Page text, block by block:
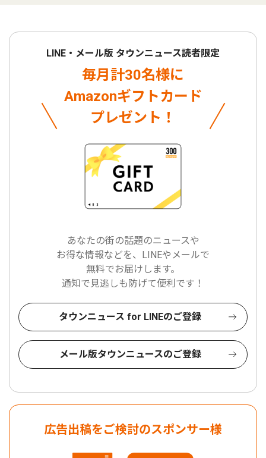
LINE・メール版 タウンニュース読者限定
毎月計30名様に
Amazonギフトカード
プレゼント！
あなたの街の話題のニュースや
お得な情報などを、LINEやメールで
無料でお届けします。
通知で見逃しも防げて便利です！
タウンニュース for LINEのご登録
メール版タウンニュースのご登録
広告出稿をご検討のスポンサー様